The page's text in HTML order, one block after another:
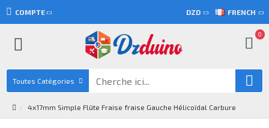
COMPTE DZD FRENCH
0
Toutes Catégories
4x17mm Simple Flûte Fraise fraise Gauche Hélicoïdal Carbure